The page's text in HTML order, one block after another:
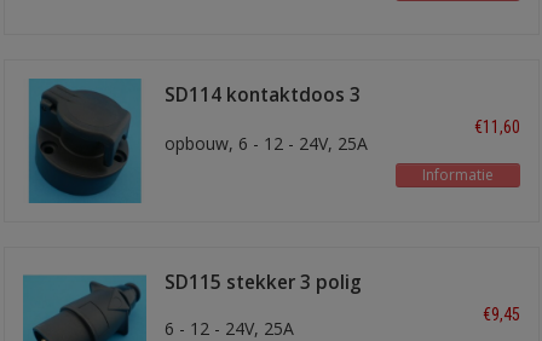
SD114 kontaktdoos 3
opbouw, 6 - 12 - 24V, 25A
€11,60
Informatie
SD115 stekker 3 polig
6 - 12 - 24V, 25A
€9,45